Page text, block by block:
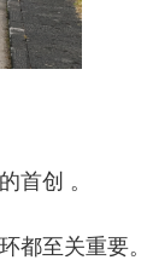
首创 。
都至关重要。